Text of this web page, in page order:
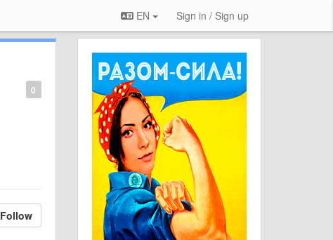
EN Sign in / Sign up
0
Follow